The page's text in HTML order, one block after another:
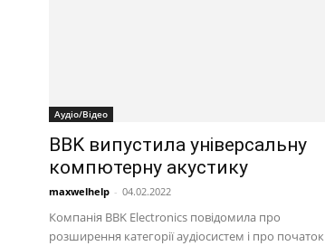
Аудіо/Відео
BBK випустила універсальну
компютерну акустику
maxwelhelp - 04.02.2022
Компанія BBK Electronics повідомила про
розширення категорії аудіосистем і про початок